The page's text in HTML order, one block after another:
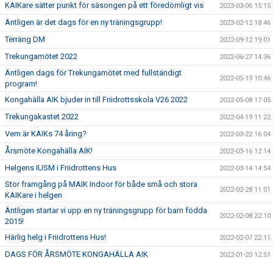
KAIKare sätter punkt för säsongen på ett föredömligt vis 2023-03-06 15:15
Äntligen är det dags för en ny träningsgrupp! 2023-02-12 18:46
Terräng DM 2022-09-12 19:01
Trekungamötet 2022 2022-06-27 14:36
Äntligen dags för Trekungamötet med fullständigt
program!
2022-05-19 10:46
Kongahälla AIK bjuder in till Friidrottsskola V26 2022 2022-05-08 17:05
Trekungakastet 2022 2022-04-19 11:22
Vem är KAIKs 74 åring? 2022-03-22 16:04
Årsmöte Kongahälla AIK! 2022-03-16 12:14
Helgens IUSM i Friidrottens Hus 2022-03-14 14:54
Stor framgång på MAIK Indoor för både små och stora
KAIKare i helgen
2022-02-28 11:01
Äntligen startar vi upp en ny träningsgrupp för barn födda
2015!
2022-02-08 22:10
Härlig helg i Friidrottens Hus! 2022-02-07 22:11
DAGS FÖR ÅRSMÖTE KONGAHÄLLA AIK 2022-01-20 12:51